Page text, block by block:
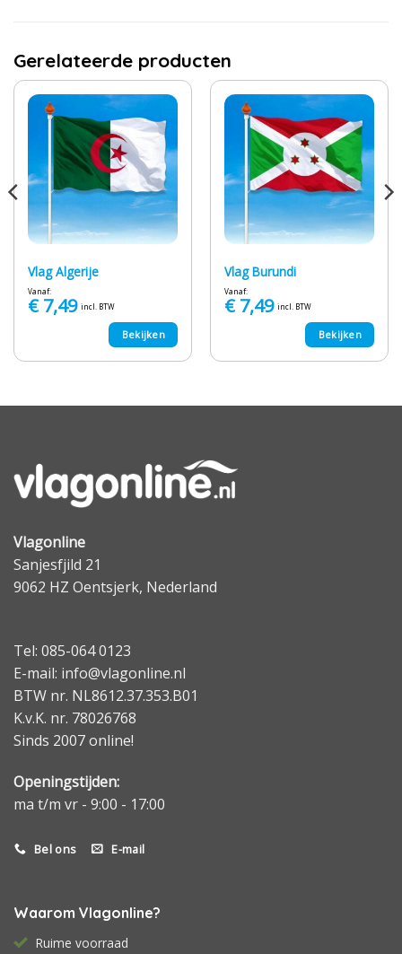
Gerelateerde producten
Vlag Algerije
Vanaf:
€7,49 incl. BTW
Bekijken
Vlag Burundi
Vanaf:
€7,49 incl. BTW
Bekijken
Vlagonline
Sanjesfjild 21
9062 HZ Oentsjerk, Nederland
Tel: 085-064 0123
E-mail: info@vlagonline.nl
BTW nr. NL8612.37.353.B01
K.v.K. nr. 78026768
Sinds 2007 online!
Openingstijden:
ma t/m vr - 9:00 - 17:00
Bel ons E-mail
Waarom Vlagonline?
Ruime voorraad